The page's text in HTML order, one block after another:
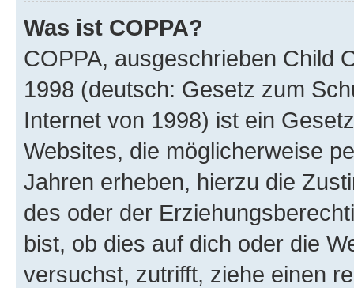
Was ist COPPA?
COPPA, ausgeschrieben Child
1998 (deutsch: Gesetz zum
Internet von 1998) ist ein
Websites, die möglicherweise
Jahren erheben, hierzu die
des oder der
bist, ob dies auf dich oder die
versuchst, zutrifft, ziehe einen